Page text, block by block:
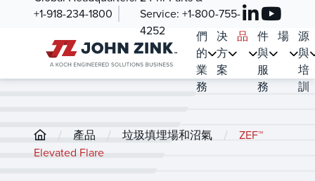
+1-918-234-1800
Service: +1-800-755-
4252
我
們
的
業
務
解
决
方
案
產
品
零
件
與
服
務
市
場 源
與
培
訓
/ 產品 / 垃圾填埋場和沼氣 /
ZEF™
Elevated Flare